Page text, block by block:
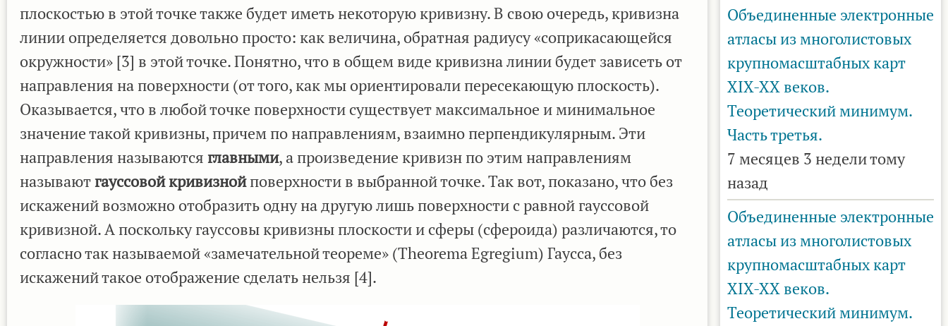
плоскостью в этой точке также будет иметь некоторую кривизну. В свою очередь, кривизна
линии определяется довольно просто: как величина, обратная радиусу «соприкасающейся
окружности» [3] в этой точке. Понятно, что в общем виде кривизна линии будет зависеть от
направления на поверхности (от того, как мы ориентировали пересекающую плоскость).
Оказывается, что в любой точке поверхности существует максимальное и минимальное
значение такой кривизны, причем по направлениям, взаимно перпендикулярным. Эти
направления называются главными, а произведение кривизн по этим направлениям
называютгауссовой кривизнойповерхности в выбранной точке. Так вот, показано, что без
искажений возможно отобразить одну на другую лишь поверхности с равной гауссовой
кривизной. А поскольку гауссовы кривизны плоскости и сферы (сфероида) различаются, то
согласно так называемой «замечательной теореме» (Theorema Egregium) Гаусса, без
искажений такое отображение сделать нельзя [4].
Объединенные электронные
атласы из многолистовых
крупномасштабных карт
XIX-XX веков.
Теоретический минимум.
Часть третья.
7 месяцев 3 недели тому
назад
Объединенные электронные
атласы из многолистовых
крупномасштабных карт
XIX-XX веков.
Теоретический минимум.